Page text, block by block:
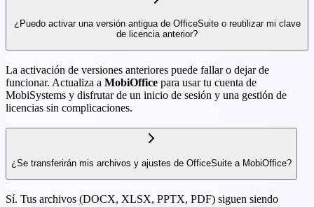
¿Puedo activar una versión antigua de OfficeSuite o reutilizar mi clave
de licencia anterior?
La activación de versiones anteriores puede fallar o dejar de
funcionar. Actualiza a MobiOffice para usar tu cuenta de
MobiSystems y disfrutar de un inicio de sesión y una gestión de
licencias sin complicaciones.
¿Se transferirán mis archivos y ajustes de OfficeSuite a MobiOffice?
Sí. Tus archivos (DOCX, XLSX, PPTX, PDF) siguen siendo